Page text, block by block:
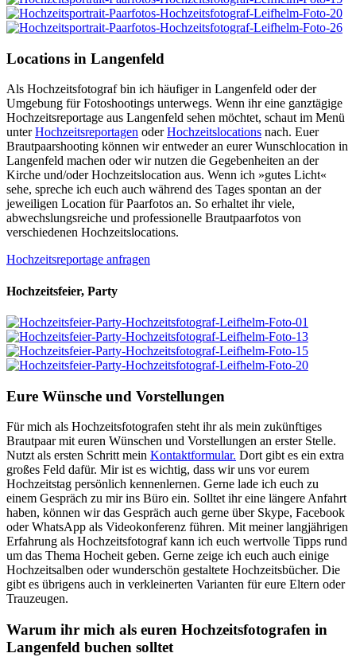
Locations in Langenfeld
Als Hochzeitsfotograf bin ich häufiger in Langenfeld oder der
Umgebung für Fotoshootings unterwegs. Wenn ihr eine ganztägige
Hochzeitsreportage aus Langenfeld sehen möchtet, schaut im Menü
unterHochzeitsreportagen oderHochzeitslocations nach. Euer
Brautpaarshooting können wir entweder an eurer Wunschlocation in
Langenfeld machen oder wir nutzen die Gegebenheiten an der
Kirche und/oder Hochzeitslocation aus. Wenn ich »gutes Licht«
sehe, spreche ich euch auch während des Tages spontan an der
jeweiligen Location für Paarfotos an. So erhaltet ihr viele,
abwechslungsreiche und professionelle Brautpaarfotos von
verschiedenen Hochzeitslocations.
Hochzeitsreportage anfragen
Hochzeitsfeier, Party
Eure Wünsche und Vorstellungen
Für mich als Hochzeitsfotografen steht ihr als mein zukünftiges
Brautpaar mit euren Wünschen und Vorstellungen an erster Stelle.
Nutzt als ersten Schritt mein Kontaktformular. Dort gibt es ein extra
großes Feld dafür. Mir ist es wichtig, dass wir uns vor eurem
Hochzeitstag persönlich kennenlernen. Gerne lade ich euch zu
einem Gespräch zu mir ins Büro ein. Solltet ihr eine längere Anfahrt
haben, können wir das Gespräch auch gerne über Skype, Facebook
oder WhatsApp als Videokonferenz führen. Mit meiner langjährigen
Erfahrung als Hochzeitsfotograf kann ich euch wertvolle Tipps rund
um das Thema Hocheit geben. Gerne zeige ich euch auch einige
Hochzeitsalben oder wunderschön gestaltete Hochzeitsbücher. Die
gibt es übrigens auch in verkleinerten Varianten für eure Eltern oder
Trauzeugen.
Warum ihr mich als euren Hochzeitsfotografen in
Langenfeld buchen solltet